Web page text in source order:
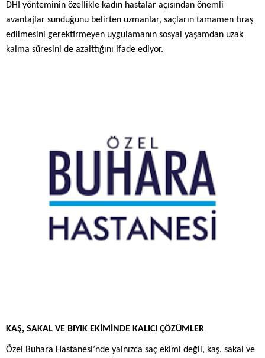
DHI yönteminin özellikle kadın hastalar açısından önemli
avantajlar sunduğunu belirten uzmanlar, saçların tamamen tıraş
edilmesini gerektirmeyen uygulamanın sosyal yaşamdan uzak
kalma süresini de azalttığını ifade ediyor.
KAŞ, SAKAL VE BIYIK EKİMİNDE KALICI ÇÖZÜMLER
Özel Buhara Hastanesi’nde yalnızca saç ekimi değil, kaş, sakal ve